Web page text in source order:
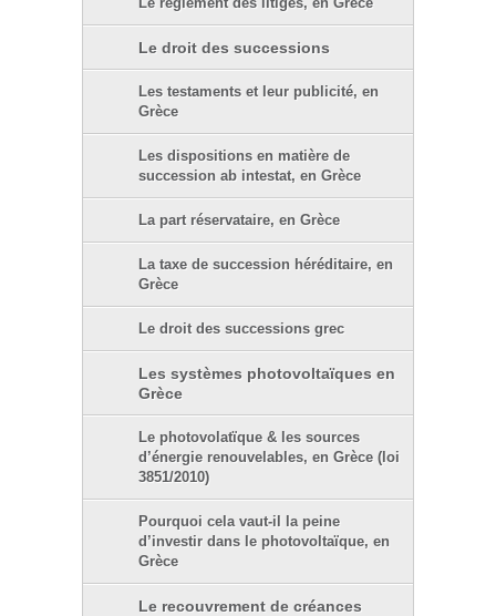
Le règlement des litiges, en Grèce
Le droit des successions
Les testaments et leur publicité, en
Grèce
Les dispositions en matière de
succession ab intestat, en Grèce
La part réservataire, en Grèce
La taxe de succession héréditaire, en
Grèce
Le droit des successions grec
Les systèmes photovoltaïques en
Grèce
Le photovolatïque & les sources
d’énergie renouvelables, en Grèce (loi
3851/2010)
Pourquoi cela vaut-il la peine
d’investir dans le photovoltaïque, en
Grèce
Le recouvrement de créances